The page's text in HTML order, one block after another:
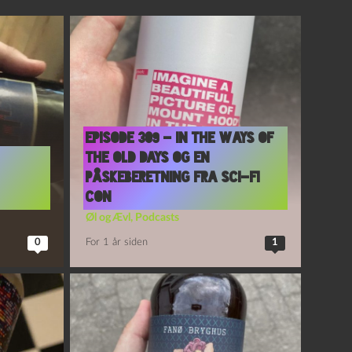
0
Episode 309 – In The Ways of
The Old Days og En
Påskeberetning fra Sci-Fi
Con
Øl og Ævl , Podcasts
For 1 år siden 1